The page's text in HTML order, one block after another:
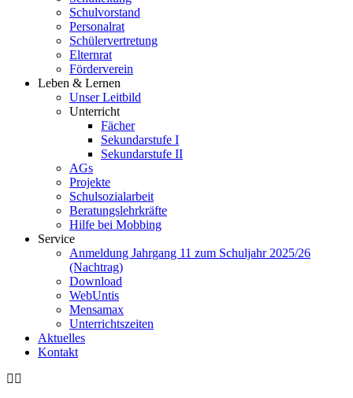
Schulvorstand
Personalrat
Schülervertretung
Elternrat
Förderverein
Leben & Lernen
Unser Leitbild
Unterricht
Fächer
Sekundarstufe I
Sekundarstufe II
AGs
Projekte
Schulsozialarbeit
Beratungslehrkräfte
Hilfe bei Mobbing
Service
Anmeldung Jahrgang 11 zum Schuljahr 2025/26
(Nachtrag)
Download
WebUntis
Mensamax
Unterrichtszeiten
Aktuelles
Kontakt